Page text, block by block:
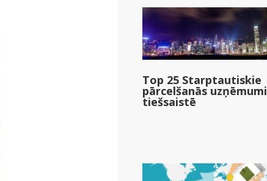
Top 25 Starptautiskie
pārcelšanās uzņēmumi
tiešsaistē